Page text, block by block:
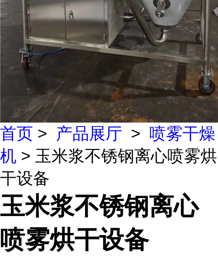
首页 > 产品展厅 > 喷雾干燥
机 > 玉米浆不锈钢离心喷雾烘
干设备
玉米浆不锈钢离心
喷雾烘干设备